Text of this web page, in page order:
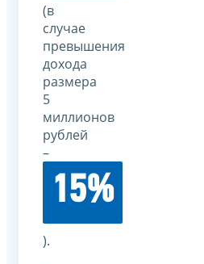
(в
случае
превышения
дохода
размера
5
миллионов
рублей
–
15%
).